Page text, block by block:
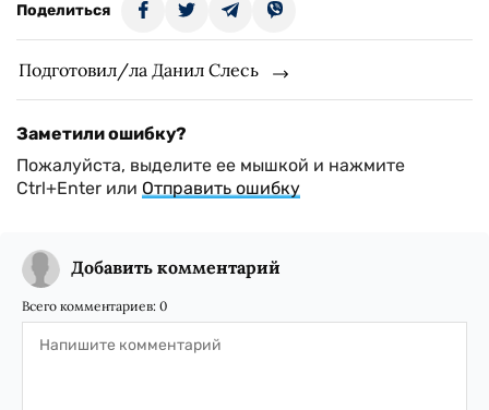
Поделиться
Подготовил/ла Данил Слесь
Заметили ошибку?
Пожалуйста, выделите ее мышкой и нажмите
Ctrl+Enter или Отправить ошибку
Добавить комментарий
Всего комментариев: 0